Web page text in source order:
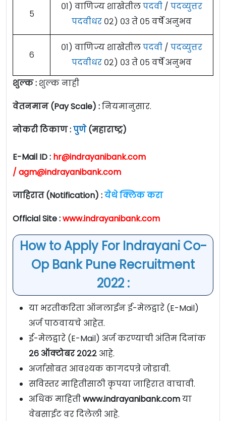
५
०१) वाणिज्य शाखेतीलपदवी / पदव्युत्तर
पदवीधर ०२) ०३ ते ०५ वर्षे अनुभव
६
०१) वाणिज्य शाखेतीलपदवी / पदव्युत्तर
पदवीधर ०२) ०३ ते ०५ वर्षे अनुभव
शुल्क : शुल्क नाही
वेतनमान (Pay Scale) :नियमानुसार.
नोकरी ठिकाण :पुणे(महाराष्ट्र)
E-Mail ID : hr@indrayanibank.com
/ agm@indrayanibank.com
जाहिरात (Notification) :येथे क्लिक करा
Official Site :www.indrayanibank.com
How to Apply For Indrayani Co-
Op Bank Pune Recruitment
2022 :
या भरतीकरिता ऑनलाईन ई-मेलद्वारे (E-Mail)
अर्ज पाठवायचे आहेत.
ई-मेलद्वारे (E-Mail) अर्ज करण्याची अंतिम दिनांक
२६ ऑक्टोबर २०२२ आहे.
अर्जासोबत आवश्यक कागदपत्रे जोडावी.
सविस्तर माहितीसाठी कृपया जाहिरात वाचावी.
अधिक माहितीwww.indrayanibank.comया
वेबसाईट वर दिलेली आहे.